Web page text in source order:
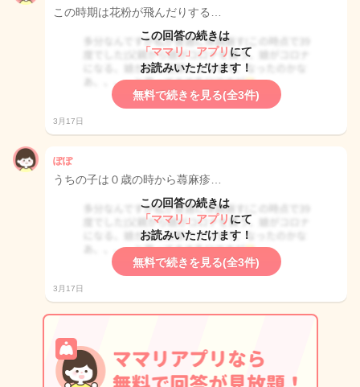
この時期は花粉が飛んだりする…
この回答の続きは
「ママリ」アプリ にて
お読みいただけます！
無料で続きを見る(全3件)
3月17日
ぽぽ
うちの子は０歳の時から蕁麻疹…
この回答の続きは
「ママリ」アプリ にて
お読みいただけます！
無料で続きを見る(全3件)
3月17日